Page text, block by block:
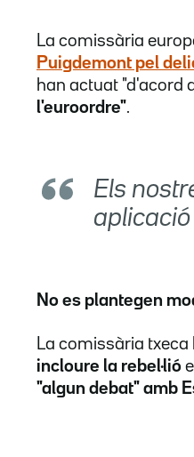
La comissària
Puigdemont pel
han actuat "d'acord
l'euroordre".
Els
No es plantegen
La comissària txeca
incloure la rebel·lió
"algun debat" amb